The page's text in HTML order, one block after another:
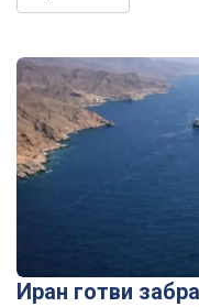
Иран готви